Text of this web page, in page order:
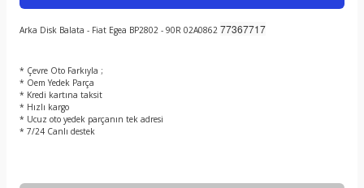
Arka Disk Balata - Fiat Egea BP2802 - 90R 02A0862 77367717
* Çevre Oto Farkıyla ;
* Oem Yedek Parça
* Kredi kartına taksit
* Hızlı kargo
* Ucuz oto yedek parçanın tek adresi
* 7/24 Canlı destek